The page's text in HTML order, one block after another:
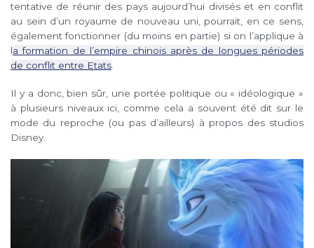
tentative de réunir des pays aujourd’hui divisés et en conflit
au sein d’un royaume de nouveau uni, pourrait, en ce sens,
également fonctionner (du moins en partie) si on l’applique à
la formation de l’empire chinois après de longues périodes
de conflit entre Etats.
Il y a donc, bien sûr, une portée politique ou « idéologique »
à plusieurs niveaux ici, comme cela a souvent été dit sur le
mode du reproche (ou pas d’ailleurs) à propos des studios
Disney.